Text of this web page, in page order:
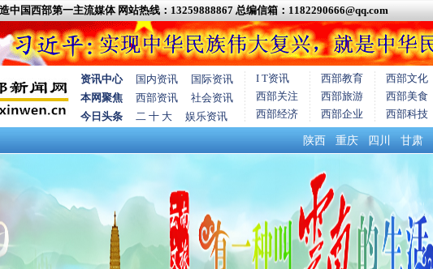
中国西部第一主流媒体 网站热线：13259888867 总编信箱：1182290666@qq.com
资讯中心 国内资讯
国际资讯
本网聚焦
西部资讯
社会资讯
今日头条
二 十 大 娱乐资讯
I T资讯
西部关注
西部经济
西部教育
西部旅游
西部企业
西部文化
西部美食
西部科技
陕西 重庆 四川 甘肃